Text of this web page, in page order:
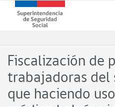
contenido
Superintendencia
de
-
Gobierno
de
Chile
Fiscalización de
trabajadoras del
que haciendo